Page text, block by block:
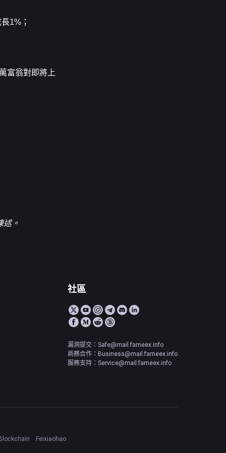
1%；
富翁對即將上
述。
社區
漏洞提交：Safe@mail.fameex.info
商務合作：Business@mail.fameex.info
服務支持：Service@mail.fameex.info
Feixiaohao